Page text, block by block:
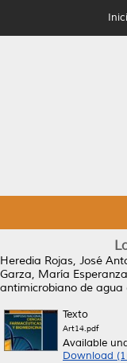
Heredia Rojas, José
Garza, María Esperanza
antimicrobiano de agua
Texto
Art14.pdf
Available
Download